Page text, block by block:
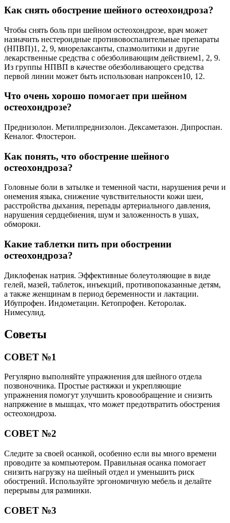
Как снять обострение шейного остеохондроза?
Чтобы снять боль при шейном остеохондрозе, врач может
назначить нестероидные противовоспалительные препараты
(НПВП)1, 2, 9, миорелаксанты, спазмолитики и другие
лекарственные средства с обезболивающим действием1, 2, 9.
Из группы НПВП в качестве обезболивающего средства
первой линии может быть использован напроксен10, 12.
Что очень хорошо помогает при шейном
остеохондрозе?
Преднизолон. Метилпреднизолон. Дексаметазон. Дипроспан.
Кеналог. Флостерон.
Как понять, что обострение шейного
остеохондроза?
Головные боли в затылке и теменной части, нарушения речи и
онемения языка, снижение чувствительности кожи шеи,
расстройства дыхания, перепады артериального давления,
нарушения сердцебиения, шум и заложенность в ушах,
обмороки.
Какие таблетки пить при обострении
остеохондроза?
Диклофенак натрия. Эффективные болеутоляющие в виде
гелей, мазей, таблеток, инъекций, противопоказанные детям,
а также женщинам в период беременности и лактации.
Ибупрофен. Индометацин. Кетопрофен. Кеторолак.
Нимесулид.
Советы
СОВЕТ №1
Регулярно выполняйте упражнения для шейного отдела
позвоночника. Простые растяжки и укрепляющие
упражнения помогут улучшить кровообращение и снизить
напряжение в мышцах, что может предотвратить обострения
остеохондроза.
СОВЕТ №2
Следите за своей осанкой, особенно если вы много времени
проводите за компьютером. Правильная осанка помогает
снизить нагрузку на шейный отдел и уменьшить риск
обострений. Используйте эргономичную мебель и делайте
перерывы для разминки.
СОВЕТ №3